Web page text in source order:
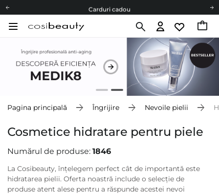
Carduri cadou
Livrare mai ieftină pentru comenzile de la 150 RON!
Carduri cadou
Livrare mai ieftină pentru comenzile de la 150 RON!
Pagina principală Îngrijire Nevoile pielii
Cosmetice hidratare pentru piele
Numărul de produse: 1846
La Cosibeauty, înțelegem perfect cât de importantă este
hidratarea pielii. Oferta noastră include o selecție de
produse atent alese pentru a răspunde acestei nevoi